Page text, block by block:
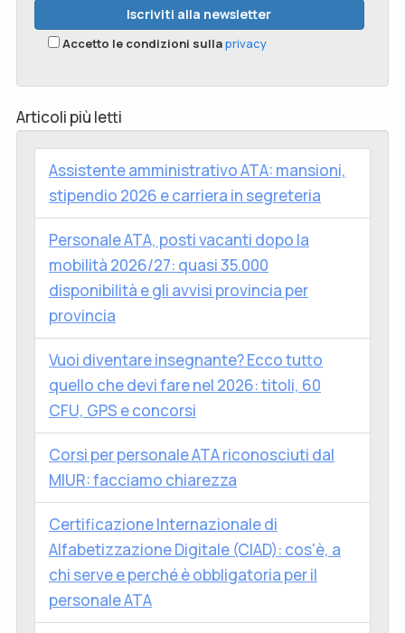
Accetto le condizioni sullaprivacy
Articoli più letti
Assistente amministrativo ATA: mansioni,
stipendio 2026 e carriera in segreteria
Personale ATA, posti vacanti dopo la
mobilità 2026/27: quasi 35.000
disponibilità e gli avvisi provincia per
provincia
Vuoi diventare insegnante? Ecco tutto
quello che devi fare nel 2026: titoli, 60
CFU, GPS e concorsi
Corsi per personale ATA riconosciuti dal
MIUR: facciamo chiarezza
Certificazione Internazionale di
Alfabetizzazione Digitale (CIAD): cos'è, a
chi serve e perché è obbligatoria per il
personale ATA